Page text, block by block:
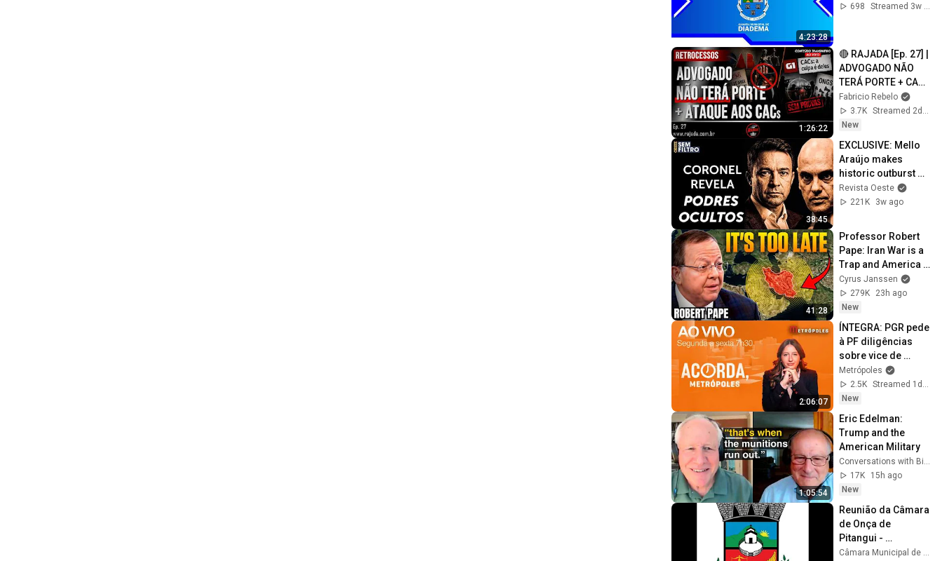
4:23:28
698
1:26:22
🔴 RAJADA [Ep. 27] |
ADVOGADO NÃO
TERÁ PORTE + CACs
(NOVAMENTE) SOB
ATAQUE DA GLOBO |
🅵🆁
Fabricio Rebelo
3.7K
Streamed 2d ago
New
38:45
EXCLUSIVE: Mello
Araújo makes
historic outburst
and exposes the rot
in politics
Revista Oeste
221K
3w ago
41:28
Professor Robert
Pape: Iran War is a
Trap and America
Has No Way Out!
Cyrus Janssen
279K
23h ago
New
2:06:07
ÍNTEGRA: PGR pede
à PF diligências
sobre vice de
Flávio Bolsonaro |
Fim da greve da
CPTM
Metrópoles
2.5K
Streamed 1d ago
New
1:05:54
Eric Edelman:
Trump and the
American Military
Conversations with Bill Kristol
17K
15h ago
New
Reunião da Câmara
de Onça de
Pitangui -
04/08/2026
Câmara Municipal de Onça de Pitangui